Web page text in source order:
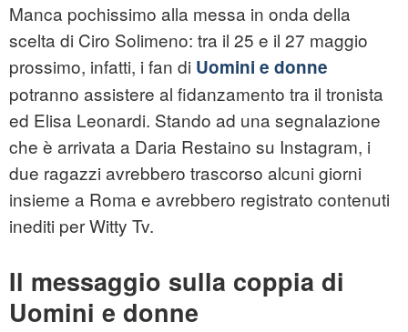
Manca pochissimo alla messa in onda della
scelta di Ciro Solimeno: tra il 25 e il 27 maggio
prossimo, infatti, i fan di Uomini e donne
potranno assistere al fidanzamento tra il tronista
ed Elisa Leonardi. Stando ad una segnalazione
che è arrivata a Daria Restaino su Instagram, i
due ragazzi avrebbero trascorso alcuni giorni
insieme a Roma e avrebbero registrato contenuti
inediti per Witty Tv.
Il messaggio sulla coppia di
Uomini e donne